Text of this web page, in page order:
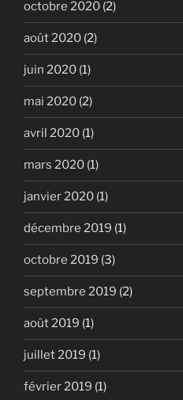
octobre 2020 (2)
août 2020 (2)
juin 2020 (1)
mai 2020 (2)
avril 2020 (1)
mars 2020 (1)
janvier 2020 (1)
décembre 2019 (1)
octobre 2019 (3)
septembre 2019 (2)
août 2019 (1)
juillet 2019 (1)
février 2019 (1)